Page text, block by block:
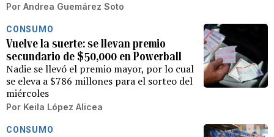
Por Andrea Guemárez Soto
CONSUMO
Vuelve la suerte: se llevan premio
secundario de $50,000 en Powerball
Nadie se llevó el premio mayor, por lo cual
se eleva a $786 millones para el sorteo del
miércoles
Por Keila López Alicea
CONSUMO